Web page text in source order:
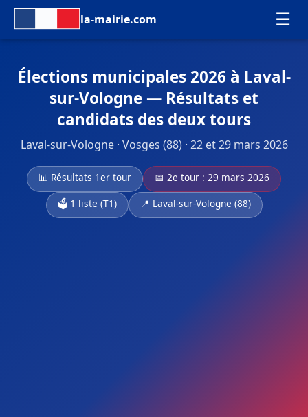
la-mairie.com ☰
Élections municipales 2026 à Laval-
sur-Vologne — Résultats et
candidats des deux tours
Laval-sur-Vologne · Vosges (88) · 22 et 29 mars 2026
📊 Résultats 1er tour
📅 2e tour : 29 mars 2026
🗳️ 1 liste (T1)
📍 Laval-sur-Vologne (88)